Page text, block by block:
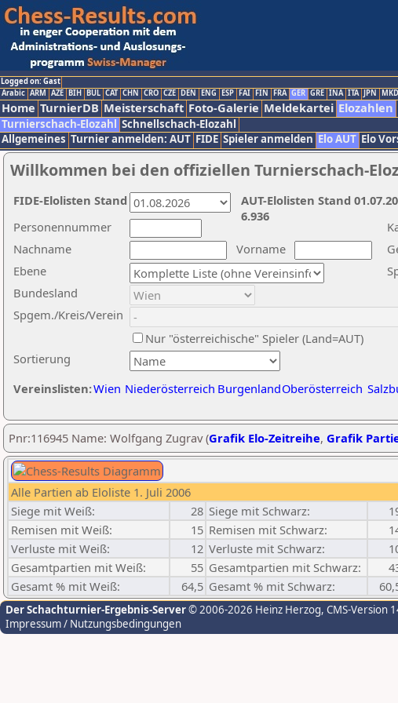
Logged on: Gast
Arabic ARM AZE BIH BUL CAT CHN CRO CZE DEN ENG ESP FAI FIN FRA GER GRE INA ITA JPN MKD
Home TurnierDB Meisterschaft Foto-Galerie Meldekartei Elozahlen
Turnierschach-Elozahl Schnellschach-Elozahl
Allgemeines Turnier anmelden: AUT FIDE Spieler anmelden Elo AUT Elo
Willkommen bei den offiziellen Turnierschach-
Nachname
Vorname
Ebene
Sortierung
Personennummer
Bundesland
Spgem./Kreis/Verein
Nur "österreichische" Spieler (Land=AUT)
Vereinslisten:Wien Niederösterreich BurgenlandOberösterreich
AUT-Elolisten Stand
6.936
FIDE-Elolisten Stand
Pnr:116945 Name: Wolfgang Zugrav (Grafik Elo-Zeitreihe, Grafik
Alle Partien ab Eloliste 1. Juli 2006
Siege mit Weiß:
28 Siege mit Schwarz:
Remisen mit Weiß:
15 Remisen mit Schwarz:
Verluste mit Weiß:
12 Verluste mit Schwarz:
Gesamtpartien mit Weiß:
55 Gesamtpartien mit Schwarz:
Gesamt % mit Weiß:
64,5 Gesamt % mit Schwarz:
Der Schachturnier-Ergebnis-Server© 2006-2026 Heinz Herzog, CMS-Version
Impressum / Nutzungsbedingungen